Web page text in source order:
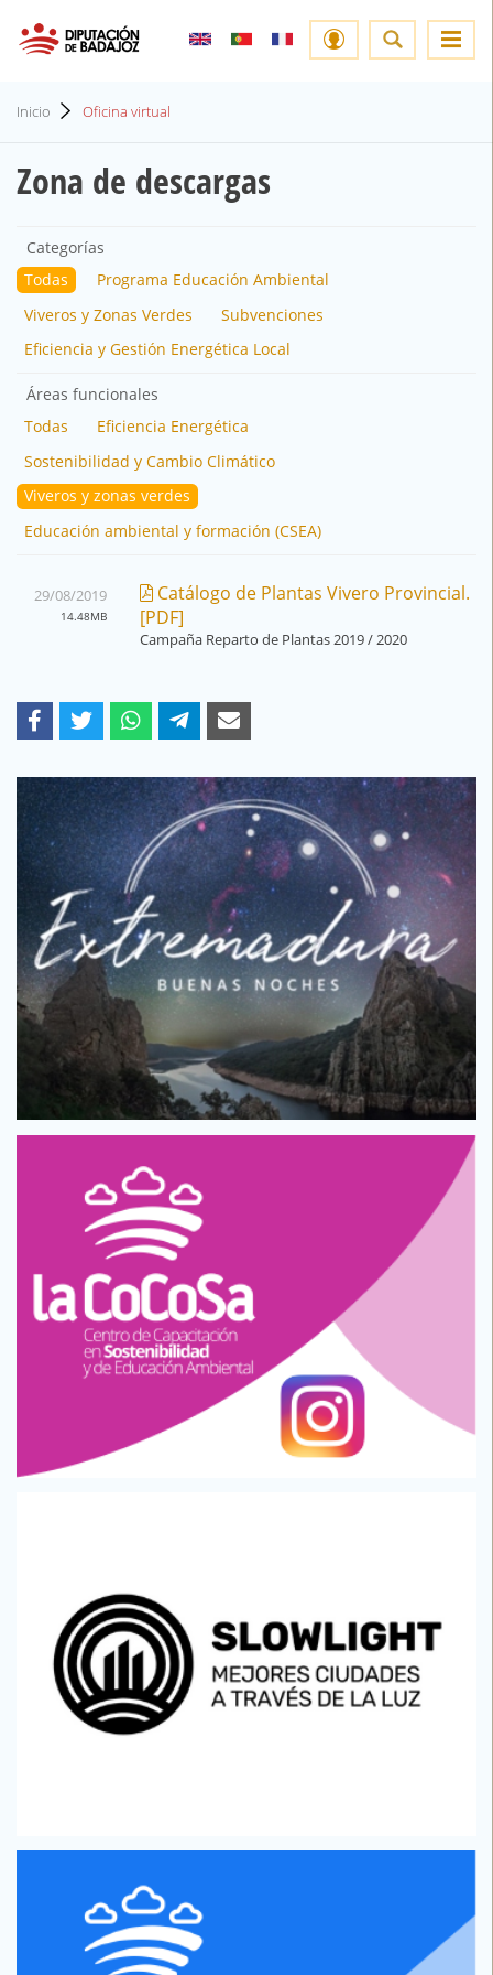
Inicio Oficina virtual
Zona de descargas
Categorías
Todas
Programa Educación Ambiental
Viveros y Zonas Verdes
Subvenciones
Eficiencia y Gestión Energética Local
Áreas funcionales
Todas
Eficiencia Energética
Sostenibilidad y Cambio Climático
Viveros y zonas verdes
Educación ambiental y formación (CSEA)
29/08/2019
14.48MB
Catálogo de Plantas Vivero Provincial.
[PDF]
Campaña Reparto de Plantas 2019 / 2020